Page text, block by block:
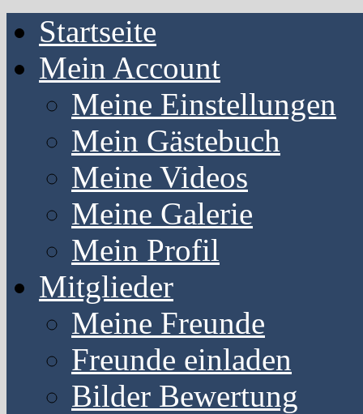
Startseite
Mein Account
Meine Einstellungen
Mein Gästebuch
Meine Videos
Meine Galerie
Mein Profil
Mitglieder
Meine Freunde
Freunde einladen
Bilder Bewertung